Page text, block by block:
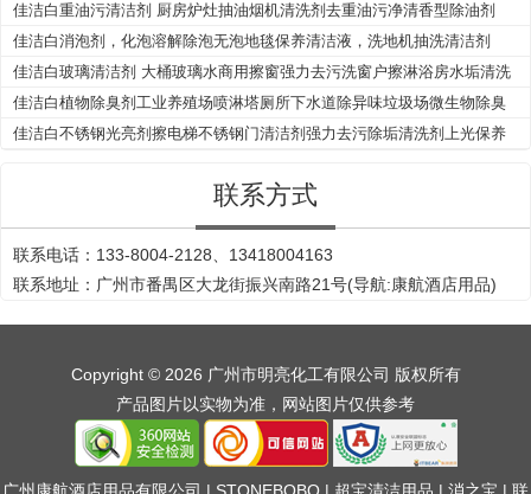
佳洁白重油污清洁剂 厨房炉灶抽油烟机清洗剂去重油污净清香型除油剂
佳洁白消泡剂，化泡溶解除泡无泡地毯保养清洁液，洗地机抽洗清洁剂
佳洁白玻璃清洁剂 大桶玻璃水商用擦窗强力去污洗窗户擦淋浴房水垢清洗
剂
佳洁白植物除臭剂工业养殖场喷淋塔厕所下水道除异味垃圾场微生物除臭
剂
佳洁白不锈钢光亮剂擦电梯不锈钢门清洁剂强力去污除垢清洗剂上光保养
联系方式
联系电话：133-8004-2128、13418004163
联系地址：广州市番禺区大龙街振兴南路21号(导航:康航酒店用品)
Copyright © 2026 广州市明亮化工有限公司 版权所有
产品图片以实物为准，网站图片仅供参考